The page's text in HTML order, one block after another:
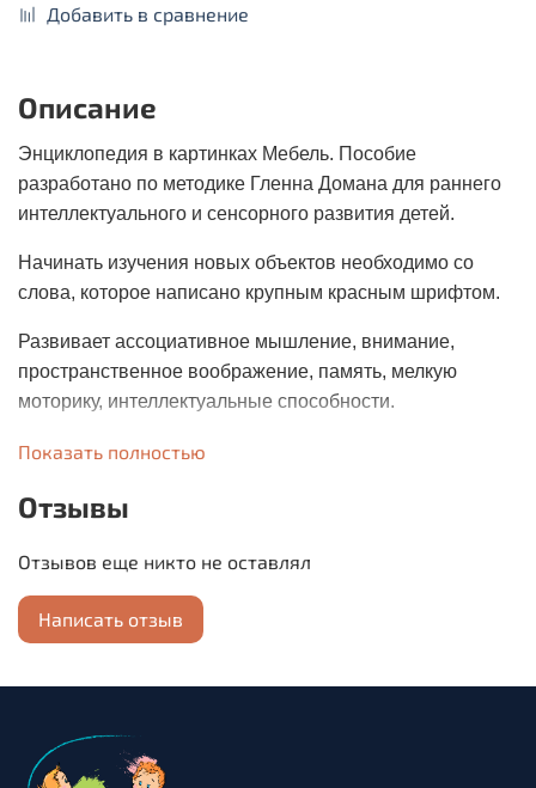
Добавить в сравнение
Описание
Энциклопедия в картинках Мебель. Пособие
разработано по методике Гленна Домана для раннего
интеллектуального и сенсорного развития детей.
Начинать изучения новых объектов необходимо со
слова, которое написано крупным красным шрифтом.
Развивает ассоциативное мышление, внимание,
пространственное воображение, память, мелкую
моторику, интеллектуальные способности.
Обучение глобальному чтению. Учит сравнивать,
другом языке (при заказе укажите в
Показать полностью
Отзывы
Отзывов еще никто не оставлял
Написать отзыв